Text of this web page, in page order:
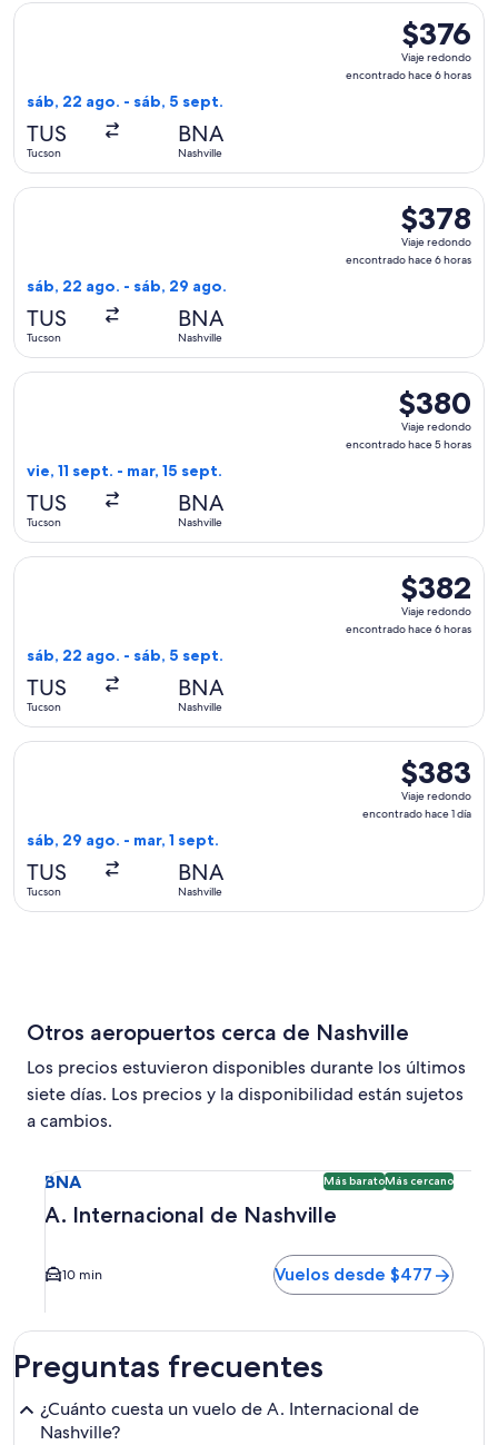
$376
Viaje
redondo,
$376
Viaje redondo
encontrado hace 6 horas
sáb, 22 ago. - sáb, 5 sept.
TUS
Tucson
BNA
Nashville
Seleccionar vuelo de Southwest Airlines, con salida el sáb,
$378
Viaje
redondo,
$378
Viaje redondo
encontrado hace 6 horas
sáb, 22 ago. - sáb, 29 ago.
TUS
Tucson
BNA
Nashville
Seleccionar vuelo de Southwest Airlines, con salida el sáb,
$380
Viaje
redondo,
$380
Viaje redondo
encontrado hace 5 horas
vie, 11 sept. - mar, 15 sept.
TUS
Tucson
BNA
Nashville
Seleccionar vuelo de American Airlines, con salida el vie,
$382
Viaje
redondo,
$382
Viaje redondo
encontrado hace 6 horas
sáb, 22 ago. - sáb, 5 sept.
TUS
Tucson
BNA
Nashville
Seleccionar vuelo de Southwest Airlines, con salida el sáb,
$383
Viaje
redondo,
$383
Viaje redondo
encontrado hace 1 día
sáb, 29 ago. - mar, 1 sept.
TUS
Tucson
BNA
Nashville
Seleccionar vuelo de United, con salida el sáb, 29 ago.
Otros aeropuertos cerca de Nashville
Los precios estuvieron disponibles durante los últimos
siete días. Los precios y la disponibilidad están sujetos
a cambios.
BNA Más baratoMás cercano
A. Internacional de Nashville
10 min Vuelos desde $477
Preguntas frecuentes
¿Cuánto cuesta un vuelo de A. Internacional de
Nashville?